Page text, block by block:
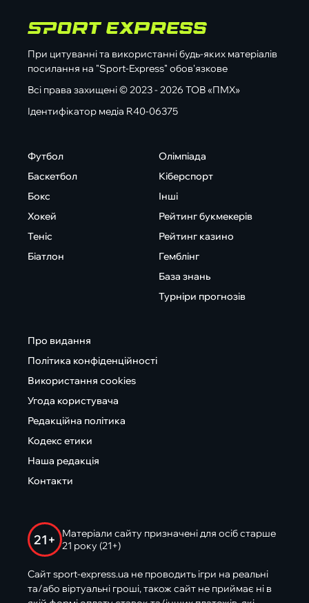
При цитуванні та використанні будь-яких матеріалів
посилання на "Sport-Express" обов'язкове
Всі права захищені © 2023 - 2026 ТОВ «ПМХ»
Ідентифікатор медіа R40-06375
Футбол
Баскетбол
Бокс
Хокей
Теніс
Біатлон
Олімпіада
Кіберспорт
Інші
Рейтинг букмекерів
Рейтинг казино
Гемблінг
База знань
Турніри прогнозів
Про видання
Політика конфіденційності
Використання cookies
Угода користувача
Редакційна політика
Кодекс етики
Наша редакція
Контакти
21+
Матеріали сайту призначені для осіб старше
21 року (21+)
Сайт sport-express.ua не проводить ігри на реальні
та/або віртуальні гроші, також сайт не приймає ні в